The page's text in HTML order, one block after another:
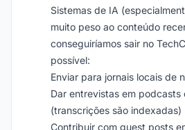
Sistemas de IA
muito peso ao conteúdo
conseguiríamos sair no
possível:
Enviar para jornais locais de
Dar entrevistas em podcasts
(transcrições são indexadas)
Contribuir com guest posts